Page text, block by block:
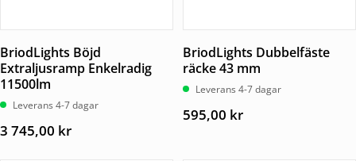
BriodLights Böjd
Extraljusramp Enkelradig
11500lm
Leverans 4-7 dagar
3 745,00 kr
BriodLights Dubbelfäste
räcke 43 mm
Leverans 4-7 dagar
595,00 kr